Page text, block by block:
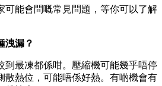
可能會問嘅常見問題，等你可以了解
洩漏？
到最凍都係咁。壓縮機可能幾乎唔停
散熱位，可能唔係好熱。有啲機會有